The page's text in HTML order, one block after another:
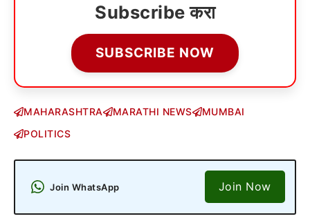
Subscribe करा
SUBSCRIBE NOW
MAHARASHTRA MARATHI NEWS
MUMBAI
POLITICS
Join WhatsApp Join Now